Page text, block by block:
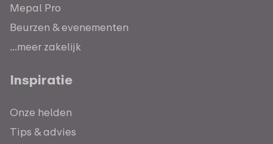
Mepal Pro
Beurzen & evenementen
...meer zakelijk
Inspiratie
Onze helden
Tips & advies